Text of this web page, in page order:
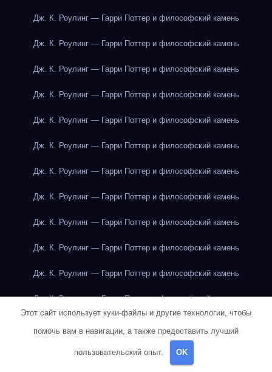
Дж. К. Роулинг — Гарри Поттер и философский камень
Дж. К. Роулинг — Гарри Поттер и философский камень
Дж. К. Роулинг — Гарри Поттер и философский камень
Дж. К. Роулинг — Гарри Поттер и философский камень
Дж. К. Роулинг — Гарри Поттер и философский камень
Дж. К. Роулинг — Гарри Поттер и философский камень
Дж. К. Роулинг — Гарри Поттер и философский камень
Дж. К. Роулинг — Гарри Поттер и философский камень
Дж. К. Роулинг — Гарри Поттер и философский камень
Дж. К. Роулинг — Гарри Поттер и философский камень
Дж. К. Роулинг — Гарри Поттер и философский камень
Дж. К. Роулинг — Гарри Поттер и философский камень
Дж. Р. Р. Толкин — Властелин колец
Этот сайт использует куки-файлы и другие технологии, чтобы
помочь вам в навигации, а также предоставить лучший
пользовательский опыт. OK